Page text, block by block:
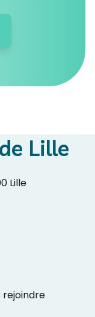
Lille
Lille
rejoindre